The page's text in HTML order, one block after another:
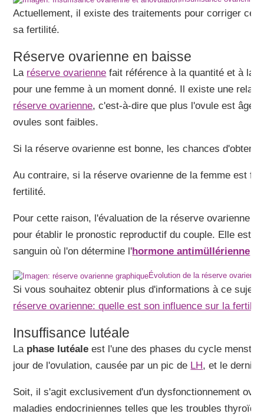
Actuellement, il existe des traitements pour corriger
sa fertilité.
Réserve ovarienne en baisse
La réserve ovarienne fait référence à la quantité et à la
pour une femme à un moment donné. Il existe une
réserve ovarienne, c'est-à-dire que plus l'ovule est âgé,
ovules sont faibles.
Si la réserve ovarienne est bonne, les chances
Au contraire, si la réserve ovarienne de la femme est
fertilité.
Pour cette raison, l'évaluation de la réserve ovarienne
pour établir le pronostic reproductif du couple. Elle est
sanguin où l'on détermine l'hormone antimüllérienne
Évolution de la réserve
Si vous souhaitez obtenir plus d'informations à ce
réserve ovarienne: quelle est son influence sur la
Insuffisance lutéale
La phase lutéale est l'une des phases du cycle
jour de l'ovulation, causée par un pic de LH, et le
Soit, il s'agit exclusivement d'un dysfonctionnement
maladies endocriniennes telles que les troubles